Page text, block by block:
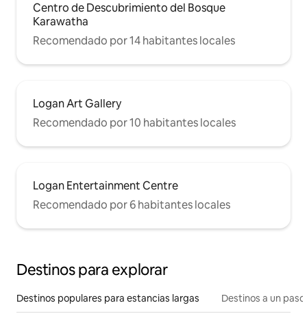
Centro de Descubrimiento del Bosque
Karawatha
Recomendado por 14 habitantes locales
Logan Art Gallery
Recomendado por 10 habitantes locales
Logan Entertainment Centre
Recomendado por 6 habitantes locales
Destinos para explorar
Destinos populares para estancias largas Destinos a un